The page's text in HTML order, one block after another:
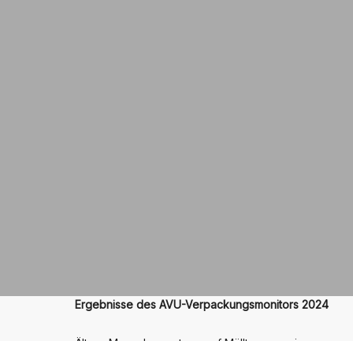
Ergebnisse des AVU-Verpackungsmonitors 2024